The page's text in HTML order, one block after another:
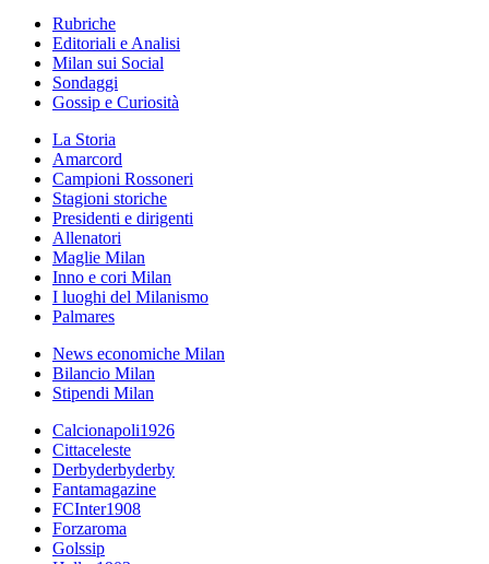
Rubriche
Editoriali e Analisi
Milan sui Social
Sondaggi
Gossip e Curiosità
La Storia
Amarcord
Campioni Rossoneri
Stagioni storiche
Presidenti e dirigenti
Allenatori
Maglie Milan
Inno e cori Milan
I luoghi del Milanismo
Palmares
News economiche Milan
Bilancio Milan
Stipendi Milan
Calcionapoli1926
Cittaceleste
Derbyderbyderby
Fantamagazine
FCInter1908
Forzaroma
Golssip